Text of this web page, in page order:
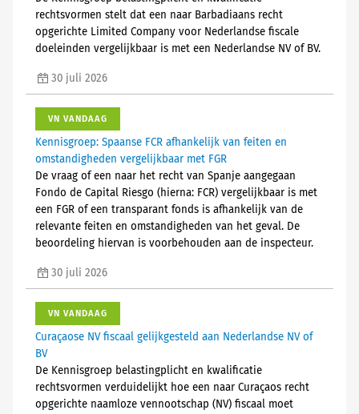
rechtsvormen stelt dat een naar Barbadiaans recht
opgerichte Limited Company voor Nederlandse fiscale
doeleinden vergelijkbaar is met een Nederlandse NV of BV.
30 juli 2026
VN VANDAAG
Kennisgroep: Spaanse FCR afhankelijk van feiten en
omstandigheden vergelijkbaar met FGR
De vraag of een naar het recht van Spanje aangegaan
Fondo de Capital Riesgo (hierna: FCR) vergelijkbaar is met
een FGR of een transparant fonds is afhankelijk van de
relevante feiten en omstandigheden van het geval. De
beoordeling hiervan is voorbehouden aan de inspecteur.
30 juli 2026
VN VANDAAG
Curaçaose NV fiscaal gelijkgesteld aan Nederlandse NV of
BV
De Kennisgroep belastingplicht en kwalificatie
rechtsvormen verduidelijkt hoe een naar Curaçaos recht
opgerichte naamloze vennootschap (NV) fiscaal moet